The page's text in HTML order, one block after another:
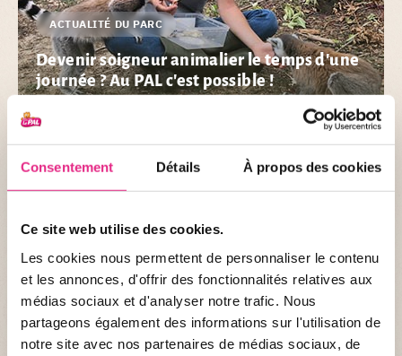
Consentement Détails À propos des cookies
Ce site web utilise des cookies.
Les cookies nous permettent de personnaliser le contenu
et les annonces, d'offrir des fonctionnalités relatives aux
médias sociaux et d'analyser notre trafic. Nous
partageons également des informations sur l'utilisation de
notre site avec nos partenaires de médias sociaux, de
ACTUALITÉ DU PARC
Devenir soigneur animalier le temps d'une
journée ? Au PAL c'est possible !
Depuis toujours vous êtes fan d’animaux sauvages ou vous
originale ? Découvrez l’activité « Soigneur d’un Jour au PAL »,
seul ou en duo, et entrez dans la peau d’un soigneur.
PUBLIÉ LE 24/02/2026